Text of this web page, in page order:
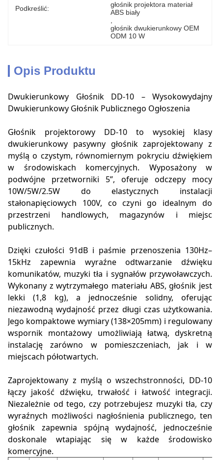
Podkreślić:
głośnik projektora materiał
ABS biały
głośnik dwukierunkowy OEM
ODM 10 W
Opis Produktu
Dwukierunkowy Głośnik DD-10 – Wysokowydajny
Dwukierunkowy Głośnik Publicznego Ogłoszenia
Głośnik projektorowy DD-10 to wysokiej klasy
dwukierunkowy pasywny głośnik zaprojektowany z
myślą o czystym, równomiernym pokryciu dźwiękiem
w środowiskach komercyjnych. Wyposażony w
podwójne przetworniki 5”, oferuje odczepy mocy
10W/5W/2.5W do elastycznych instalacji
stałonapięciowych 100V, co czyni go idealnym do
przestrzeni handlowych, magazynów i miejsc
publicznych.
Dzięki czułości 91dB i paśmie przenoszenia 130Hz–
15kHz zapewnia wyraźne odtwarzanie dźwięku
komunikatów, muzyki tła i sygnałów przywoławczych.
Wykonany z wytrzymałego materiału ABS, głośnik jest
lekki (1,8 kg), a jednocześnie solidny, oferując
niezawodną wydajność przez długi czas użytkowania.
Jego kompaktowe wymiary (138×205mm) i regulowany
wspornik montażowy umożliwiają łatwą, dyskretną
instalację zarówno w pomieszczeniach, jak i w
miejscach półotwartych.
Zaprojektowany z myślą o wszechstronności, DD-10
łączy jakość dźwięku, trwałość i łatwość integracji.
Niezależnie od tego, czy potrzebujesz muzyki tła, czy
wyraźnych możliwości nagłośnienia publicznego, ten
głośnik zapewnia spójną wydajność, jednocześnie
doskonale wtapiając się w każde środowisko
komercyjne.